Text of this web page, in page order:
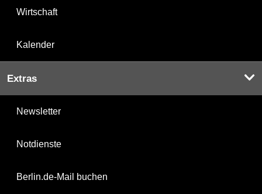
Wirtschaft
Kalender
Extras
Newsletter
Notdienste
Berlin.de-Mail buchen